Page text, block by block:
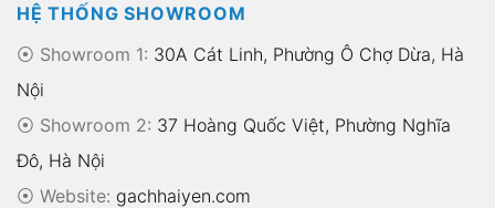
HỆ THỐNG SHOWROOM
⦿ Showroom 1: 30A Cát Linh, Phường Ô Chợ Dừa, Hà
Nội
⦿ Showroom 2: 37 Hoàng Quốc Việt, Phường Nghĩa
Đô, Hà Nội
⦿ Website: gachhaiyen.com